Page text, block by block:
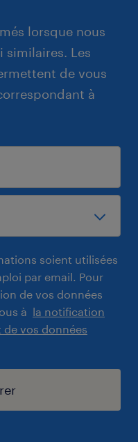
lorsque nous
similaires. Les
de vous
à
soient utilisées
par email. Pour
de vos données
à la notification
vos données